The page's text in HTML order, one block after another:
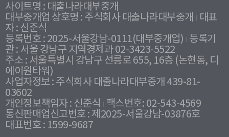
사이트명 : 대출나라대부중개
대부중개업 상호명 : 주식회사 대출나라대부중개
대표
자 : 신준식
등록번호 : 2025-서울강남-0111(대부중개업) 등록기
관 : 서울 강남구 지역경제과 02-3423-5522
주소 : 서울특별시 강남구 선릉로 655, 16층 (논현동, 디
에이원타워)
사업자정보 : 주식회사 대출나라대부중개 439-81-
03602
개인정보책임자 : 신준식
팩스번호: 02-543-4569
통신판매업신고번호 : 제2025-서울강남-03876호
대표번호 : 1599-9687